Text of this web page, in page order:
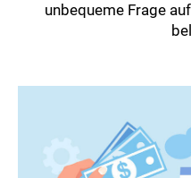
unbequeme Frage